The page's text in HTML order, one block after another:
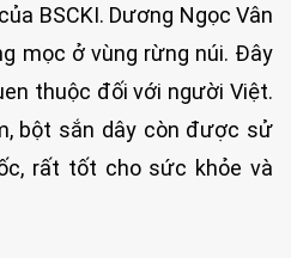
BSCKI. Dương Ngọc Vân
mọc ở vùng rừng núi. Đây
thuộc đối với người Việt.
bột sắn dây còn được sử
rất tốt cho sức khỏe và